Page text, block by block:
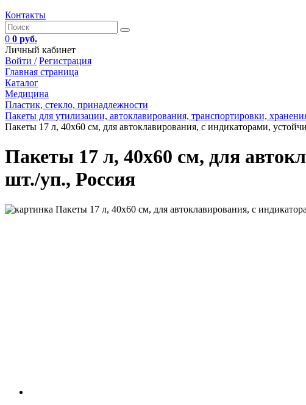
Контакты
0 0 руб.
Личный кабинет
Войти / Регистрация
Главная страница
Каталог
Медицина
Пластик, стекло, принадлежности
Пакеты для утилизации, автоклавирования, транспортировки,
Пакеты 17 л, 40х60 см, для автоклавирования, с индикаторами,
Пакеты 17 л, 40х60 см, для
шт./уп., Россия